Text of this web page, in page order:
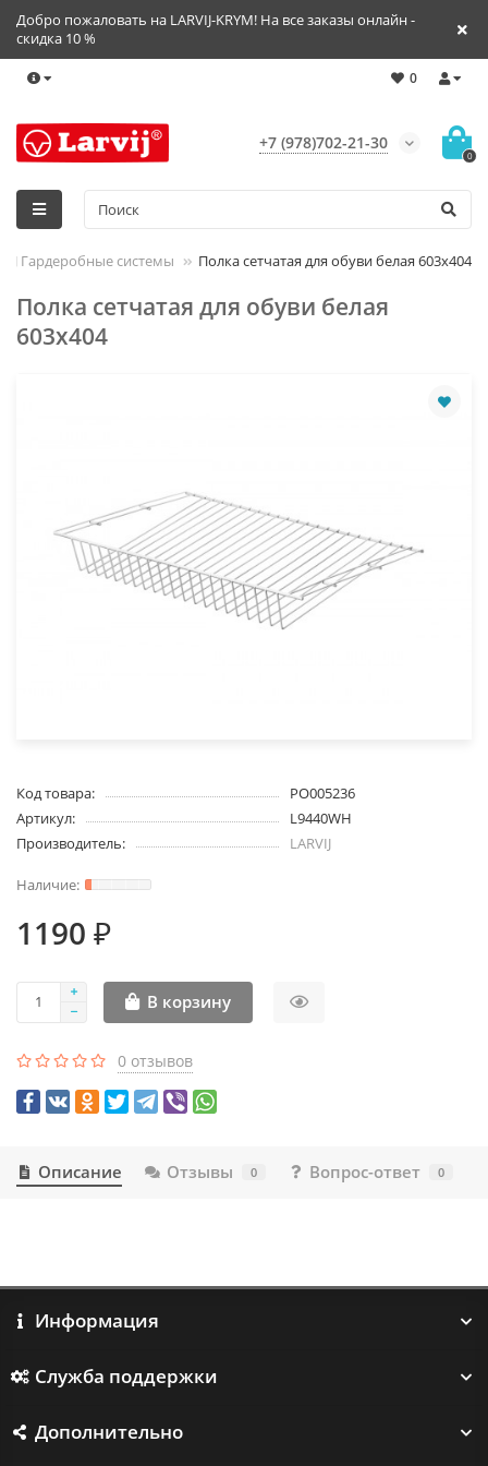
Добро пожаловать на LARVIJ-KRYM! На все заказы онлайн -
скидка 10 %
0
+7 (978)702-21-30
0
Гардеробные системы Полка сетчатая для обуви белая 603х404
Полка сетчатая для обуви белая
603х404
Код товара:
PO005236
Артикул:
L9440WH
Производитель:
LARVIJ
1190 ₽
В корзину
0 отзывов
Описание Отзывы 0 Вопрос-ответ 0
Информация
Служба поддержки
Дополнительно